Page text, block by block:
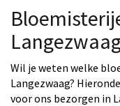
Wil je weten welke
Langezwaag?
voor ons bezorgen in